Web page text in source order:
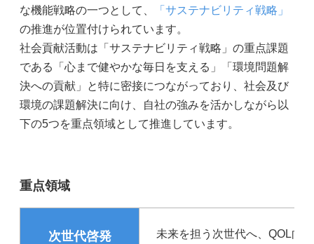
な機能戦略の一つとして、
「サステナビリティ戦略」
の推進が位置付けられています。
社会貢献活動は「サステナビリティ戦略」の重点課題
である「心まで健やかな毎日を支える」「環境問題解
決への貢献」と特に密接につながっており、社会及び
環境の課題解決に向け、自社の強みを活かしながら以
下の5つを重点領域として推進しています。
重点領域
次世代啓発
未来を担う次世代へ、QOL向